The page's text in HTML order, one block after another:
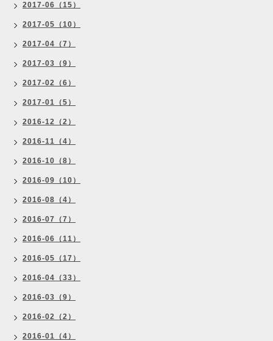
2017-06（15）
2017-05（10）
2017-04（7）
2017-03（9）
2017-02（6）
2017-01（5）
2016-12（2）
2016-11（4）
2016-10（8）
2016-09（10）
2016-08（4）
2016-07（7）
2016-06（11）
2016-05（17）
2016-04（33）
2016-03（9）
2016-02（2）
2016-01（4）